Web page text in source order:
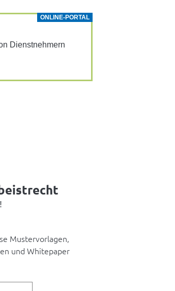
ONLINE-PORTAL
Dienst­neh­mern
Mustervorlagen,
und Whitepaper